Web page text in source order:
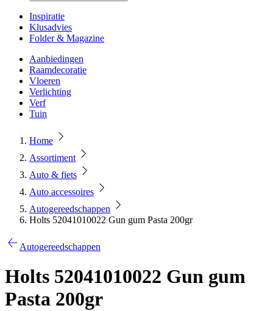
Inspiratie
Klusadvies
Folder & Magazine
Aanbiedingen
Raamdecoratie
Vloeren
Verlichting
Verf
Tuin
Home
Assortiment
Auto & fiets
Auto accessoires
Autogereedschappen
Holts 52041010022 Gun gum Pasta 200gr
Autogereedschappen
Holts 52041010022 Gun gum
Pasta 200gr